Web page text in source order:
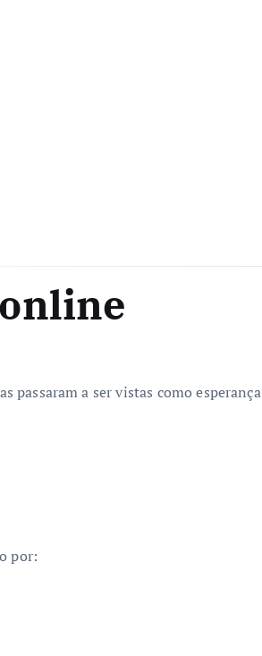
passaram a ser vistas como esperança
por: